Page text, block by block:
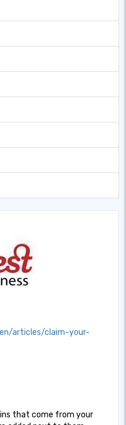
articles/claim-your-
that come from your